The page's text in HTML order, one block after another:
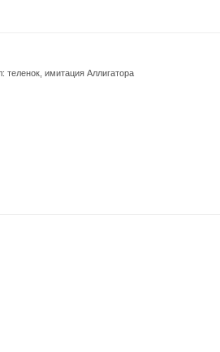
теленок, имитация Аллигатора